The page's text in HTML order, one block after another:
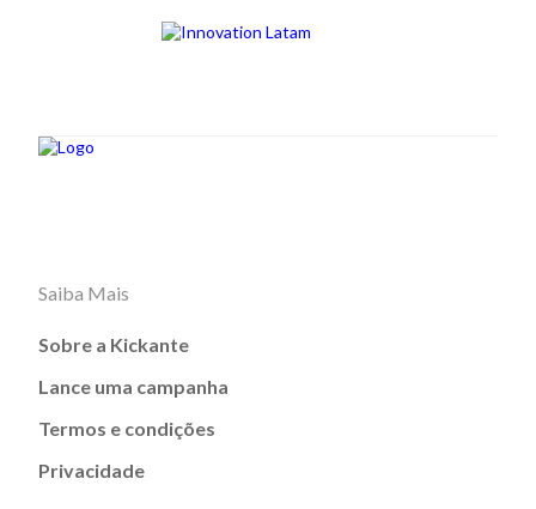
Saiba Mais
Sobre a Kickante
Lance uma campanha
Termos e condições
Privacidade